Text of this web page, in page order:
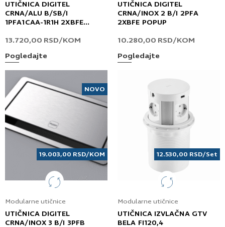
UTIČNICA DIGITEL
CRNA/ALU B/SB/I
1PFA1CAA-1R1H 2XBFE
13.720,00 RSD/KOM
Pogledajte
UTIČNICA DIGITEL
CRNA/INOX 2 B/I 2PFA
2XBFE POPUP
10.280,00 RSD/KOM
Pogledajte
NOVO
19.003,00 RSD/KOM
Modularne utičnice
UTIČNICA DIGITEL
CRNA/INOX 3 B/I 3PFB
12.530,00 RSD/Set
Modularne utičnice
UTIČNICA IZVLAČNA GTV
BELA FI120,4